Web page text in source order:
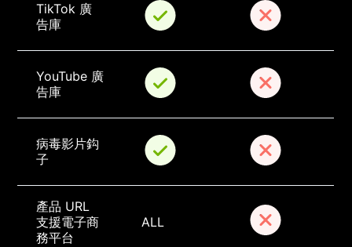
TikTok 廣
告庫
YouTube 廣
告庫
病毒影片鈎
子
產品 URL
支援電子商
務平台
ALL